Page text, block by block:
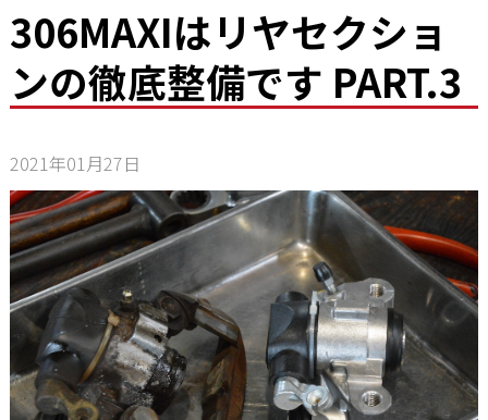
レッドポイントパーツ
店舗案内
工場通信
お問い合わせ
306MAXIはリヤセクショ
ンの徹底整備です PART.3
2021年01月27日